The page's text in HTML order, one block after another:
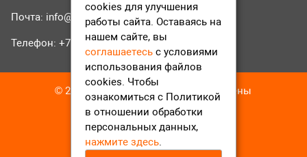
Почта: info@tvr24.tv
Телефон: +7 (496) 551-04-95
© 2016-2023 ТВР24 Все права защищены
cookies для улучшения
работы сайта. Оставаясь на
нашем сайте, вы
соглашаетесь с условиями
использования файлов
cookies. Чтобы
ознакомиться с Политикой
в отношении обработки
персональных данных,
нажмите здесь.